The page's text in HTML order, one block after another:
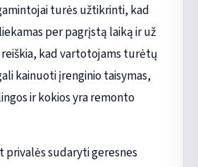
turės užtikrinti, kad
per pagrįstą laiką ir už
reiškia, kad vartotojams turėtų
kainuoti įrenginio taisymas,
ir kokios yra remonto
privalės sudaryti geresnes